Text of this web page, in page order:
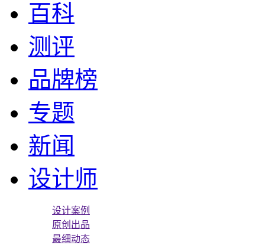
百科
测评
品牌榜
专题
新闻
设计师
设计案例
原创出品
最细动态